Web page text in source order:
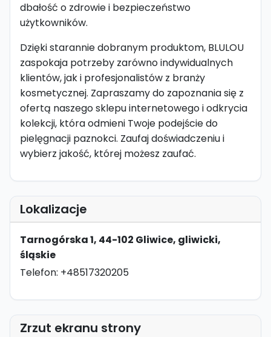
dbałość o zdrowie i bezpieczeństwo
użytkowników.
Dzięki starannie dobranym produktom, BLULOU
zaspokaja potrzeby zarówno indywidualnych
klientów, jak i profesjonalistów z branży
kosmetycznej. Zapraszamy do zapoznania się z
ofertą naszego sklepu internetowego i odkrycia
kolekcji, która odmieni Twoje podejście do
pielęgnacji paznokci. Zaufaj doświadczeniu i
wybierz jakość, której możesz zaufać.
Lokalizacje
Tarnogórska 1, 44-102 Gliwice, gliwicki,
śląskie
Telefon: +48517320205
Zrzut ekranu strony